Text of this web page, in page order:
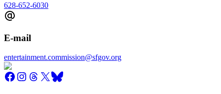
628-652-6030
E-mail
entertainment.commission@sfgov.org